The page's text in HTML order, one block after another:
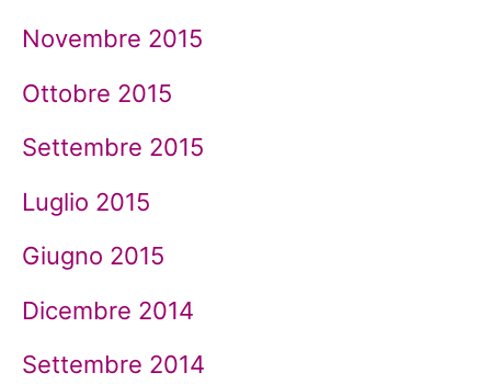
Novembre 2015
Ottobre 2015
Settembre 2015
Luglio 2015
Giugno 2015
Dicembre 2014
Settembre 2014